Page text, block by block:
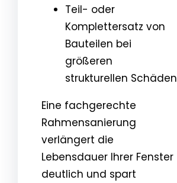
Teil- oder
Komplettersatz von
Bauteilen bei
größeren
strukturellen Schäden
Eine fachgerechte
Rahmensanierung
verlängert die
Lebensdauer Ihrer Fenster
deutlich und spart